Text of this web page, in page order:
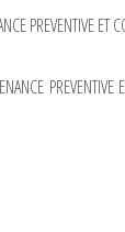
PREVENTIVE ET